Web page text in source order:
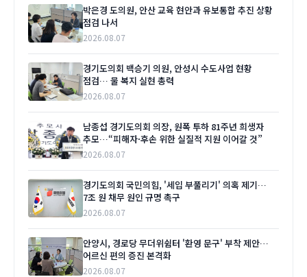
박은경 도의원, 안산 교육 현안과 유보통합 추진 상황
점검 나서
2026.08.07
경기도의회 백승기 의원, 안성시 수도사업 현황
점검… 물 복지 실현 총력
2026.08.07
남종섭 경기도의회 의장, 원폭 투하 81주년 희생자
추모…“피해자·후손 위한 실질적 지원 이어갈 것”
2026.08.07
경기도의회 국민의힘, '세입 부풀리기' 의혹 제기…
7조 원 채무 원인 규명 촉구
2026.08.07
안양시, 경로당 무더위쉼터 '환영 문구' 부착 제안…
어르신 편의 증진 본격화
2026.08.07